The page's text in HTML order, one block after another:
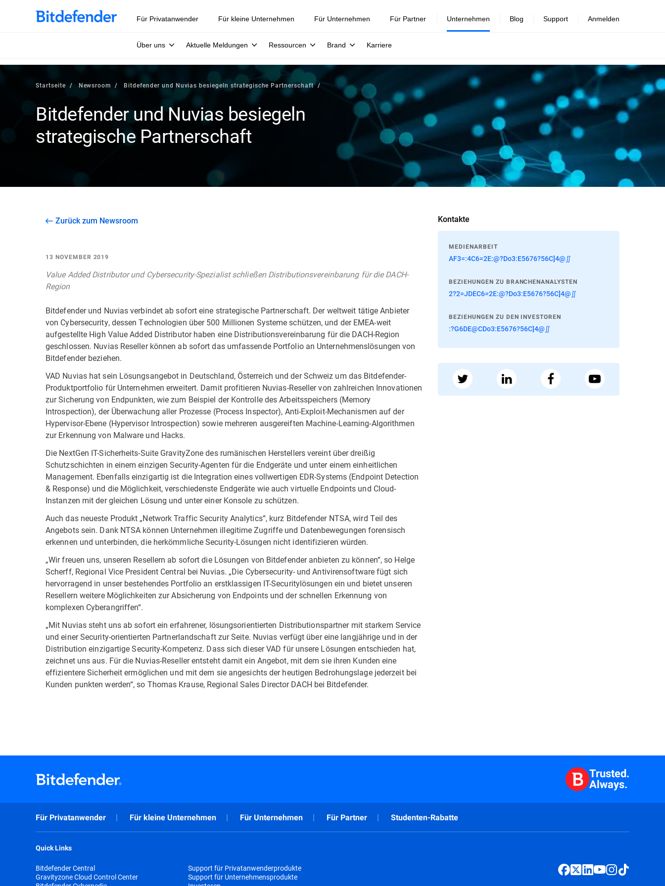
Für Privatanwender Für kleine Unternehmen Für Unternehmen Für Partner Unternehmen
Über uns Aktuelle Meldungen Ressourcen Brand Karriere
Blog Support Anmelden
Startseite Newsroom Bitdefender und Nuvias besiegeln strategische Partnerschaft
Bitdefender und Nuvias besiegeln
strategische Partnerschaft
Zurück zum Newsroom
13 NOVEMBER 2019
Value Added Distributor und Cybersecurity-Spezialist schließen Distributionsvereinbarung für die DACH-
Region
Bitdefender und Nuvias verbindet ab sofort eine strategische Partnerschaft. Der weltweit tätige Anbieter
von Cybersecurity, dessen Technologien über 500 Millionen Systeme schützen, und der EMEA-weit
aufgestellte High Value Added Distributor haben eine Distributionsvereinbarung für die DACH-Region
geschlossen. Nuvias Reseller können ab sofort das umfassende Portfolio an Unternehmenslösungen von
Bitdefender beziehen.
VAD Nuvias hat sein Lösungsangebot in Deutschland, Österreich und der Schweiz um das Bitdefender-
Produktportfolio für Unternehmen erweitert. Damit profitieren Nuvias-Reseller von zahlreichen Innovationen
zur Sicherung von Endpunkten, wie zum Beispiel der Kontrolle des Arbeitsspeichers (Memory
Introspection), der Überwachung aller Prozesse (Process Inspector), Anti-Exploit-Mechanismen auf der
Hypervisor-Ebene (Hypervisor Introspection) sowie mehreren ausgereiften Machine-Learning-Algorithmen
zur Erkennung von Malware und Hacks.
Die NextGen IT-Sicherheits-Suite GravityZone des rumänischen Herstellers vereint über dreißig
Schutzschichten in einem einzigen Security-Agenten für die Endgeräte und unter einem einheitlichen
Management. Ebenfalls einzigartig ist die Integration eines vollwertigen EDR-Systems (Endpoint Detection
& Response) und die Möglichkeit, verschiedenste Endgeräte wie auch virtuelle Endpoints und Cloud-
Instanzen mit der gleichen Lösung und unter einer Konsole zu schützen.
Auch das neueste Produkt „Network Traffic Security Analytics“, kurz Bitdefender NTSA, wird Teil des
Angebots sein. Dank NTSA können Unternehmen illegitime Zugriffe und Datenbewegungen forensisch
erkennen und unterbinden, die herkömmliche Security-Lösungen nicht identifizieren würden.
„Wir freuen uns, unseren Resellern ab sofort die Lösungen von Bitdefender anbieten zu können“, so Helge
Scherff, Regional Vice President Central bei Nuvias. „Die Cybersecurity- und Antivirensoftware fügt sich
hervorragend in unser bestehendes Portfolio an erstklassigen IT-Securitylösungen ein und bietet unseren
Resellern weitere Möglichkeiten zur Absicherung von Endpoints und der schnellen Erkennung von
komplexen Cyberangriffen“.
„Mit Nuvias steht uns ab sofort ein erfahrener, lösungsorientierten Distributionspartner mit starkem Service
und einer Security-orientierten Partnerlandschaft zur Seite. Nuvias verfügt über eine langjährige und in der
Distribution einzigartige Security-Kompetenz. Dass sich dieser VAD für unsere Lösungen entschieden hat,
zeichnet uns aus. Für die Nuvias-Reseller entsteht damit ein Angebot, mit dem sie ihren Kunden eine
effizientere Sicherheit ermöglichen und mit dem sie angesichts der heutigen Bedrohungslage jederzeit bei
Kunden punkten werden“, so Thomas Krause, Regional Sales Director DACH bei Bitdefender.
Kontakte
MEDIENARBEIT
AF3=:4C6=2E:@?Do3:E5676?56C]4@∬
BEZIEHUNGEN ZU BRANCHENANALYSTEN
2?2=JDEC6=2E:@?Do3:E5676?56C]4@∬
BEZIEHUNGEN ZU DEN INVESTOREN
:?G6DE@CDo3:E5676?56C]4@∬
Trusted.
Always.
Für Privatanwender Für kleine Unternehmen Für Unternehmen Für Partner Studenten-Rabatte
Quick Links
Bitdefender Central
Gravityzone Cloud Control Center
Support für Privatanwenderprodukte
Support für Unternehmensprodukte